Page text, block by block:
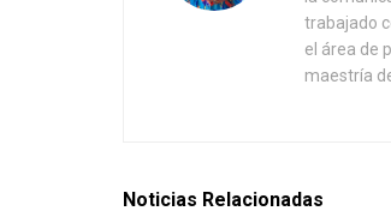
trabajado
el área de
maestría
Noticias Relacionadas